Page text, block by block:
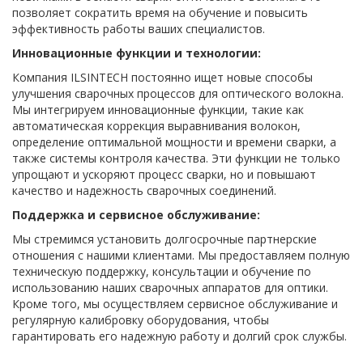
позволяет сократить время на обучение и повысить
эффективность работы ваших специалистов.
Инновационные функции и технологии:
Компания ILSINTECH постоянно ищет новые способы
улучшения сварочных процессов для оптического волокна.
Мы интегрируем инновационные функции, такие как
автоматическая коррекция выравнивания волокон,
определение оптимальной мощности и времени сварки, а
также системы контроля качества. Эти функции не только
упрощают и ускоряют процесс сварки, но и повышают
качество и надежность сварочных соединений.
Поддержка и сервисное обслуживание:
Мы стремимся установить долгосрочные партнерские
отношения с нашими клиентами. Мы предоставляем полную
техническую поддержку, консультации и обучение по
использованию наших сварочных аппаратов для оптики.
Кроме того, мы осуществляем сервисное обслуживание и
регулярную калибровку оборудования, чтобы
гарантировать его надежную работу и долгий срок службы.